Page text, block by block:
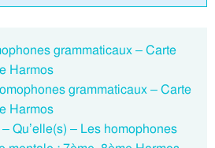
grammaticaux – Carte
Harmos
grammaticaux – Carte
Harmos
Qu’elle(s) – Les homophones